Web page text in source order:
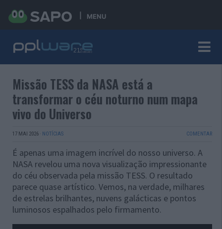
MENU
Missão TESS da NASA está a
transformar o céu noturno num mapa
vivo do Universo
17 MAI 2026 · NOTÍCIAS COMENTAR
É apenas uma imagem incrível do nosso universo. A
NASA revelou uma nova visualização impressionante
do céu observada pela missão TESS. O resultado
parece quase artístico. Vemos, na verdade, milhares
de estrelas brilhantes, nuvens galácticas e pontos
luminosos espalhados pelo firmamento.